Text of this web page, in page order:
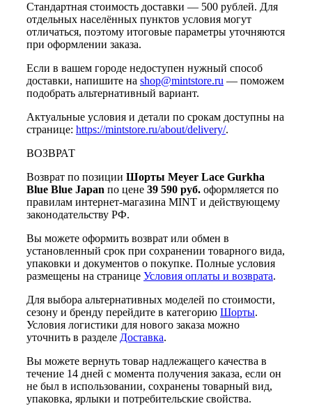
Стандартная стоимость доставки — 500 рублей. Для
отдельных населённых пунктов условия могут
отличаться, поэтому итоговые параметры уточняются
при оформлении заказа.
Если в вашем городе недоступен нужный способ
доставки, напишите на shop@mintstore.ru — поможем
подобрать альтернативный вариант.
Актуальные условия и детали по срокам доступны на
странице: https://mintstore.ru/about/delivery/.
ВОЗВРАТ
Возврат по позиции Шорты Meyer Lace Gurkha
Blue Blue Japan по цене 39 590 руб. оформляется по
правилам интернет-магазина MINT и действующему
законодательству РФ.
Вы можете оформить возврат или обмен в
установленный срок при сохранении товарного вида,
упаковки и документов о покупке. Полные условия
размещены на странице Условия оплаты и возврата.
Для выбора альтернативных моделей по стоимости,
сезону и бренду перейдите в категорию Шорты.
Условия логистики для нового заказа можно
уточнить в разделе Доставка.
Вы можете вернуть товар надлежащего качества в
течение 14 дней с момента получения заказа, если он
не был в использовании, сохранены товарный вид,
упаковка, ярлыки и потребительские свойства.